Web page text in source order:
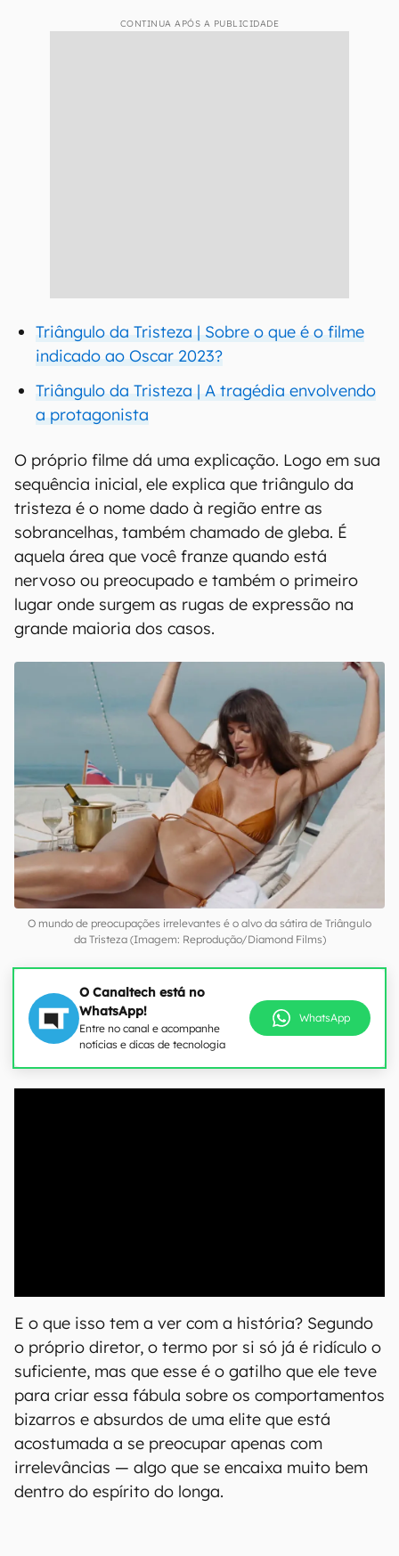
CONTINUA APÓS A PUBLICIDADE
Triângulo da Tristeza | Sobre o que é o filme
indicado ao Oscar 2023?
Triângulo da Tristeza | A tragédia envolvendo
a protagonista
O próprio filme dá uma explicação. Logo em sua
sequência inicial, ele explica que triângulo da
tristeza é o nome dado à região entre as
sobrancelhas, também chamado de gleba. É
aquela área que você franze quando está
nervoso ou preocupado e também o primeiro
lugar onde surgem as rugas de expressão na
grande maioria dos casos.
O mundo de preocupações irrelevantes é o alvo da sátira de Triângulo
da Tristeza (Imagem: Reprodução/Diamond Films)
O Canaltech está no
WhatsApp!
Entre no canal e acompanhe
notícias e dicas de tecnologia
WhatsApp
E o que isso tem a ver com a história? Segundo
o próprio diretor, o termo por si só já é ridículo o
suficiente, mas que esse é o gatilho que ele teve
para criar essa fábula sobre os comportamentos
bizarros e absurdos de uma elite que está
acostumada a se preocupar apenas com
irrelevâncias — algo que se encaixa muito bem
dentro do espírito do longa.